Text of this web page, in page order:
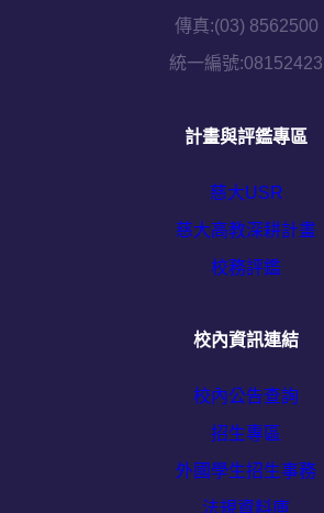
傳真:(03) 8562500
統一編號:08152423
計畫與評鑑專區
慈大USR
慈大高教深耕計畫
校務評鑑
校內資訊連結
校內公告查詢
招生專區
外國學生招生事務
法規資料庫